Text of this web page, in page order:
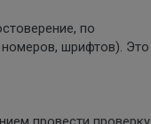
по
шрифтов). Это